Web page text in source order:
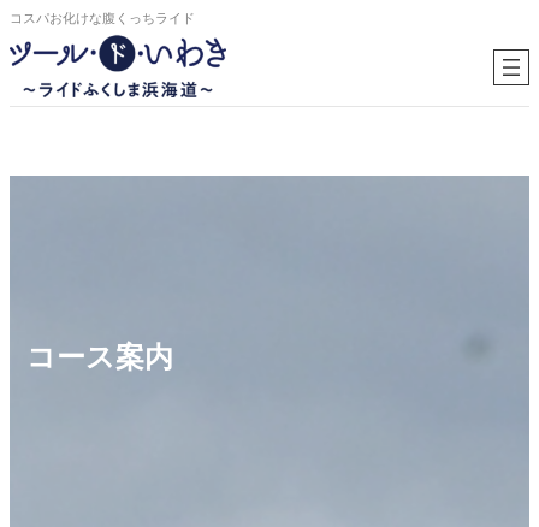
内
容
を
ス
キ
コスパお化けな腹くっちライド
コース案内